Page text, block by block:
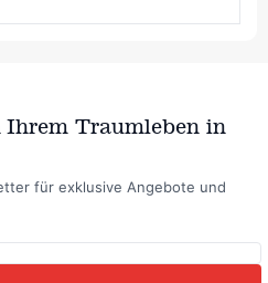
Traumleben in
für exklusive Angebote und